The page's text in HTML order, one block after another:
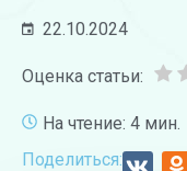
22.10.2024
Оценка статьи:
На чтение: 4 мин.
Поделиться: